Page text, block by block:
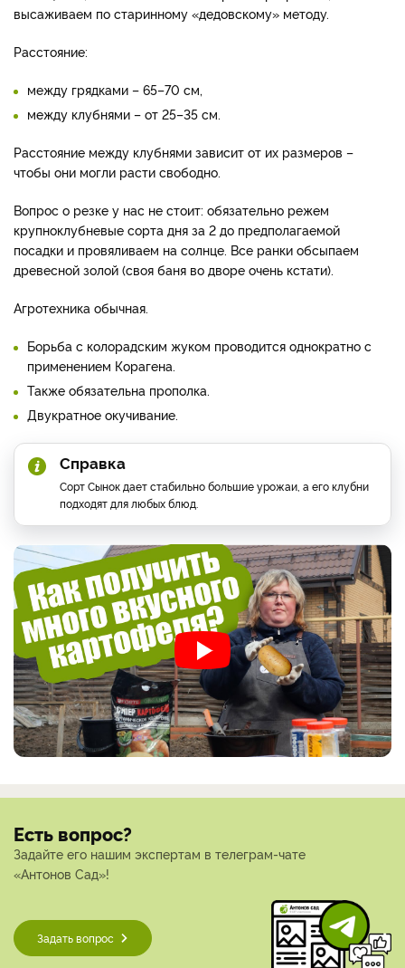
высаживаем по старинному «дедовскому» методу.
Расстояние:
между грядками – 65–70 см,
между клубнями – от 25–35 см.
Расстояние между клубнями зависит от их размеров –
чтобы они могли расти свободно.
Вопрос о резке у нас не стоит: обязательно режем
крупноклубневые сорта дня за 2 до предполагаемой
посадки и провяливаем на солнце. Все ранки обсыпаем
древесной золой (своя баня во дворе очень кстати).
Агротехника обычная.
Борьба с колорадским жуком проводится однократно с
применением Корагена.
Также обязательна прополка.
Двукратное окучивание.
Справка
Сорт Сынок дает стабильно большие урожаи, а его клубни
подходят для любых блюд.
Есть вопрос?
Задайте его нашим экспертам в телеграм-чате
«Антонов Сад»!
Задать вопрос